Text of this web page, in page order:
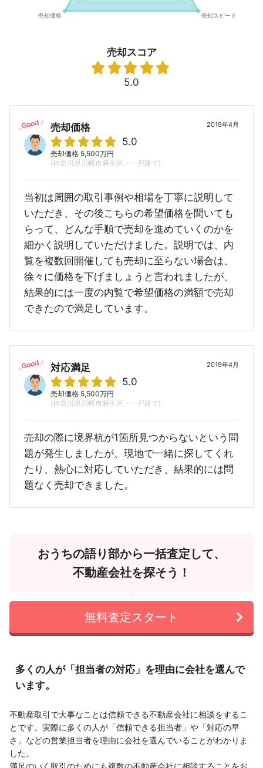
売却スコア
5.0
2019年4月
売却価格
5.0
売却価格 5,500万円
(神奈川県川崎市麻生区・一戸建て)
当初は周囲の取引事例や相場を丁寧に説明して
いただき、その後こちらの希望価格を聞いても
らって、どんな手順で売却を進めていくのかを
細かく説明していただけました。説明では、内
覧を複数回開催しても売却に至らない場合は、
徐々に価格を下げましょうと言われましたが、
結果的には一度の内覧で希望価格の満額で売却
できたので満足しています。
2019年4月
対応満足
5.0
売却価格 5,500万円
(神奈川県川崎市麻生区・一戸建て)
売却の際に境界杭が1箇所見つからないという問
題が発生しましたが、現地で一緒に探してくれ
たり、熱心に対応していただき、結果的には問
題なく売却できました。
おうちの語り部から一括査定して、
不動産会社を探そう！
無料査定スタート
多くの人が「担当者の対応」を理由に会社を選んで
います。
不動産取引で大事なことは信頼できる不動産会社に相談をするこ
とです。実際に多くの人が「信頼できる担当者」や「対応の早
さ」などの営業担当者を理由に会社を選んでいることがわかりま
した。
満足のいく取引のためにも複数の不動産会社に相談することをお